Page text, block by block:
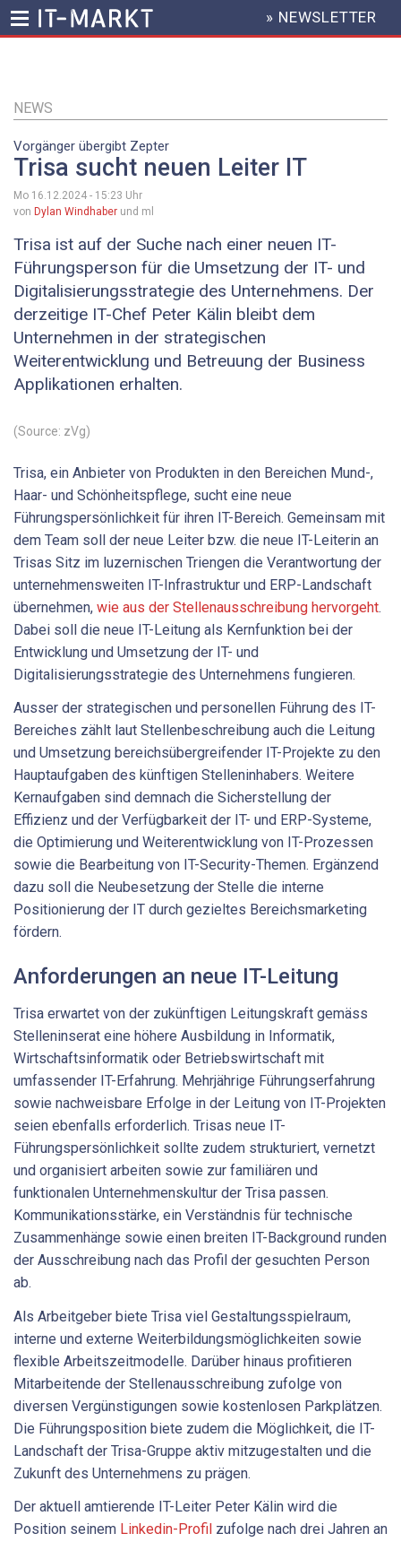
Inhalt
HEADER
MENU
» NEWSLETTER
NEWS
Vorgänger übergibt Zepter
Trisa sucht neuen Leiter IT
Mo 16.12.2024 - 15:23 Uhr
von Dylan Windhaber und ml
Trisa ist auf der Suche nach einer neuen IT-
Führungsperson für die Umsetzung der IT- und
Digitalisierungsstrategie des Unternehmens. Der
derzeitige IT-Chef Peter Kälin bleibt dem
Unternehmen in der strategischen
Weiterentwicklung und Betreuung der Business
Applikationen erhalten.
(Source: zVg)
Trisa, ein Anbieter von Produkten in den Bereichen Mund-,
Haar- und Schönheitspflege, sucht eine neue
Führungspersönlichkeit für ihren IT-Bereich. Gemeinsam mit
dem Team soll der neue Leiter bzw. die neue IT-Leiterin an
Trisas Sitz im luzernischen Triengen die Verantwortung der
unternehmensweiten IT-Infrastruktur und ERP-Landschaft
übernehmen, wie aus der Stellenausschreibung hervorgeht.
Dabei soll die neue IT-Leitung als Kernfunktion bei der
Entwicklung und Umsetzung der IT- und
Digitalisierungsstrategie des Unternehmens fungieren.
Ausser der strategischen und personellen Führung des IT-
Bereiches zählt laut Stellenbeschreibung auch die Leitung
und Umsetzung bereichsübergreifender IT-Projekte zu den
Hauptaufgaben des künftigen Stelleninhabers. Weitere
Kernaufgaben sind demnach die Sicherstellung der
Effizienz und der Verfügbarkeit der IT- und ERP-Systeme,
die Optimierung und Weiterentwicklung von IT-Prozessen
sowie die Bearbeitung von IT-Security-Themen. Ergänzend
dazu soll die Neubesetzung der Stelle die interne
Positionierung der IT durch gezieltes Bereichsmarketing
fördern.
Anforderungen an neue IT-Leitung
Trisa erwartet von der zukünftigen Leitungskraft gemäss
Stelleninserat eine höhere Ausbildung in Informatik,
Wirtschaftsinformatik oder Betriebswirtschaft mit
umfassender IT-Erfahrung. Mehrjährige Führungserfahrung
sowie nachweisbare Erfolge in der Leitung von IT-Projekten
seien ebenfalls erforderlich. Trisas neue IT-
Führungspersönlichkeit sollte zudem strukturiert, vernetzt
und organisiert arbeiten sowie zur familiären und
funktionalen Unternehmenskultur der Trisa passen.
Kommunikationsstärke, ein Verständnis für technische
Zusammenhänge sowie einen breiten IT-Background runden
der Ausschreibung nach das Profil der gesuchten Person
ab.
Als Arbeitgeber biete Trisa viel Gestaltungsspielraum,
interne und externe Weiterbildungsmöglichkeiten sowie
flexible Arbeitszeitmodelle. Darüber hinaus profitieren
Mitarbeitende der Stellenausschreibung zufolge von
diversen Vergünstigungen sowie kostenlosen Parkplätzen.
Die Führungsposition biete zudem die Möglichkeit, die IT-
Landschaft der Trisa-Gruppe aktiv mitzugestalten und die
Zukunft des Unternehmens zu prägen.
Der aktuell amtierende IT-Leiter Peter Kälin wird die
Position seinem Linkedin-Profil zufolge nach drei Jahren an